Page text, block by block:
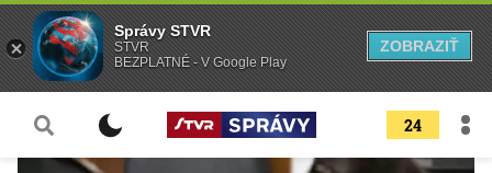
24
Správy STVR
STVR
BEZPLATNÉ - V Google Play
ZOBRAZIŤ